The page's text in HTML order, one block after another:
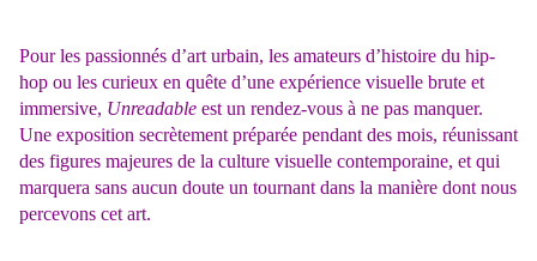
Pour les passionnés d’art urbain, les amateurs d’histoire du hip-
hop ou les curieux en quête d’une expérience visuelle brute et
immersive, Unreadable est un rendez-vous à ne pas manquer.
Une exposition secrètement préparée pendant des mois, réunissant
des figures majeures de la culture visuelle contemporaine, et qui
marquera sans aucun doute un tournant dans la manière dont nous
percevons cet art.